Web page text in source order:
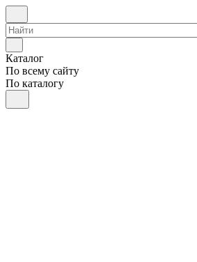
Каталог
По всему сайту
По каталогу